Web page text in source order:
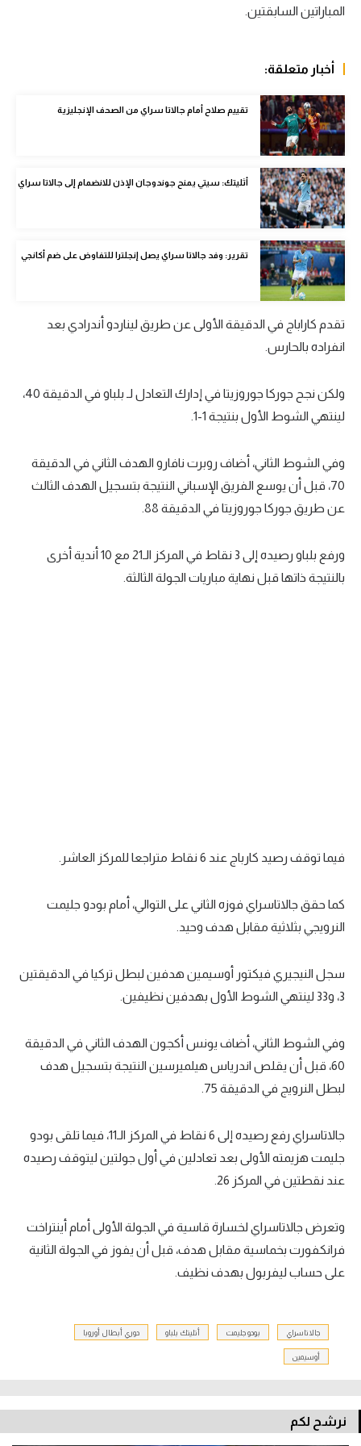
الوطن العربي
رياضة نسائية
آسيا
أمريكا
ركن الألعاب
أقسام خاصة
Gamers
ميركاتو
تحقيق في الجول
تقرير في الجول
حكايات في الجول
فيديو في الجول
المباراتين السابقتين.
أخبار متعلقة:
تقييم صلاح أمام جالاتا سراي من الصحف الإنجليزية
أثليتك: سيتي يمنح جوندوجان الإذن للانضمام إلى جالاتا سراي
تقرير: وفد جالاتا سراي يصل إنجلترا للتفاوض على ضم أكانجي
تقدم كاراباج في الدقيقة الأولى عن طريق ليناردو أندرادي بعد
انفراده بالحارس.
ولكن نجح جوركا جوروزيتا في إدارك التعادل لـ بلباو في الدقيقة 40،
لينتهي الشوط الأول بنتيجة 1-1.
وفي الشوط الثاني، أضاف روبرت نافارو الهدف الثاني في الدقيقة
70، قبل أن يوسع الفريق الإسباني النتيجة بتسجيل الهدف الثالث
عن طريق جوركا جوروزيتا في الدقيقة 88.
ورفع بلباو رصيده إلى 3 نقاط في المركز الـ21 مع 10 أندية أخرى
بالنتيجة ذاتها قبل نهاية مباريات الجولة الثالثة.
فيما توقف رصيد كارباج عند 6 نقاط متراجعا للمركز العاشر.
كما حقق جالاتاسراي فوزه الثاني على التوالي، أمام بودو جليمت
النرويجي بثلاثية مقابل هدف وحيد.
سجل النيجيري فيكتور أوسيمين هدفين لبطل تركيا في الدقيقتين
3، و33 لينتهي الشوط الأول بهدفين نظيفين.
وفي الشوط الثاني، أضاف يونس أكجون الهدف الثاني في الدقيقة
60، قبل أن يقلص اندرياس هيلميرسين النتيجة بتسجيل هدف
لبطل النرويج في الدقيقة 75.
جالاتاسراي رفع رصيده إلى 6 نقاط في المركز الـ11، فيما تلقى بودو
جليمت هزيمته الأولى بعد تعادلين في أول جولتين ليتوقف رصيده
عند نقطتين في المركز 26.
وتعرض جالاتاسراي لخسارة قاسية في الجولة الأولى أمام أينتراخت
فرانكفورت بخماسية مقابل هدف، قبل أن يفوز في الجولة الثانية
على حساب ليفربول بهدف نظيف.
جالاتاسراي بودو جليمت أتليتك بلباو دوري أبطال أوروبا
أوسيمين
نرشح لكم